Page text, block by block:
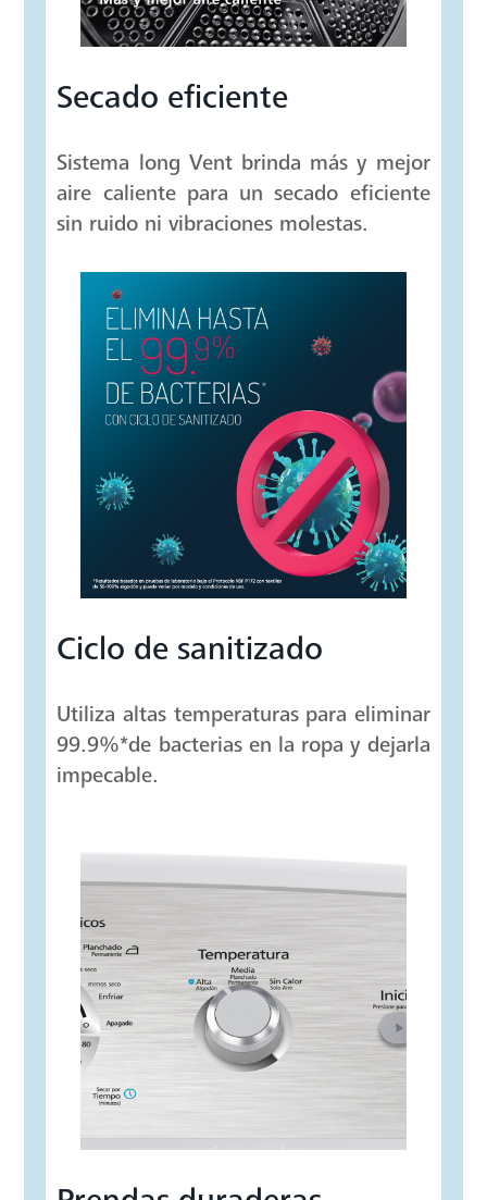
Secado eficiente
Sistema long Vent brinda más y mejor
aire caliente para un secado eficiente
sin ruido ni vibraciones molestas.
Ciclo de sanitizado
Utiliza altas temperaturas para eliminar
99.9%*de bacterias en la ropa y dejarla
impecable.